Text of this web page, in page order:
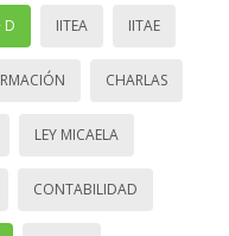
D IITEA IITAE
CHARLAS
LEY MICAELA
CONTABILIDAD